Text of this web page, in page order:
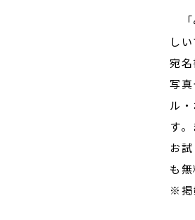
「
し
宛
写
ル
す
お
も
※掲